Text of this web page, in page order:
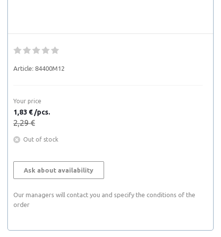
Article: 84400M12
Your price
1,83 € /pcs.
2,29 €
Out of stock
Ask about availability
Our managers will contact you and specify the conditions of the
order